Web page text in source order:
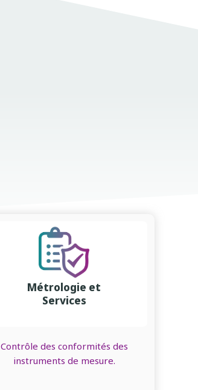
Métrologie et
Services
Contrôle des conformités des
instruments de mesure.